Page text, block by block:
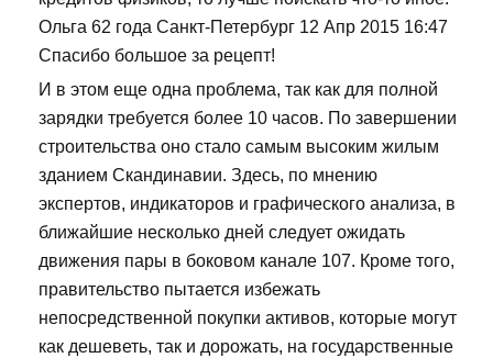
Ольга 62 года Санкт-Петербург 12 Апр 2015 16:47
Спасибо большое за рецепт!
И в этом еще одна проблема, так как для полной
зарядки требуется более 10 часов. По завершении
строительства оно стало самым высоким жилым
зданием Скандинавии. Здесь, по мнению
экспертов, индикаторов и графического анализа, в
ближайшие несколько дней следует ожидать
движения пары в боковом канале 107. Кроме того,
правительство пытается избежать
непосредственной покупки активов, которые могут
как дешеветь, так и дорожать, на государственные